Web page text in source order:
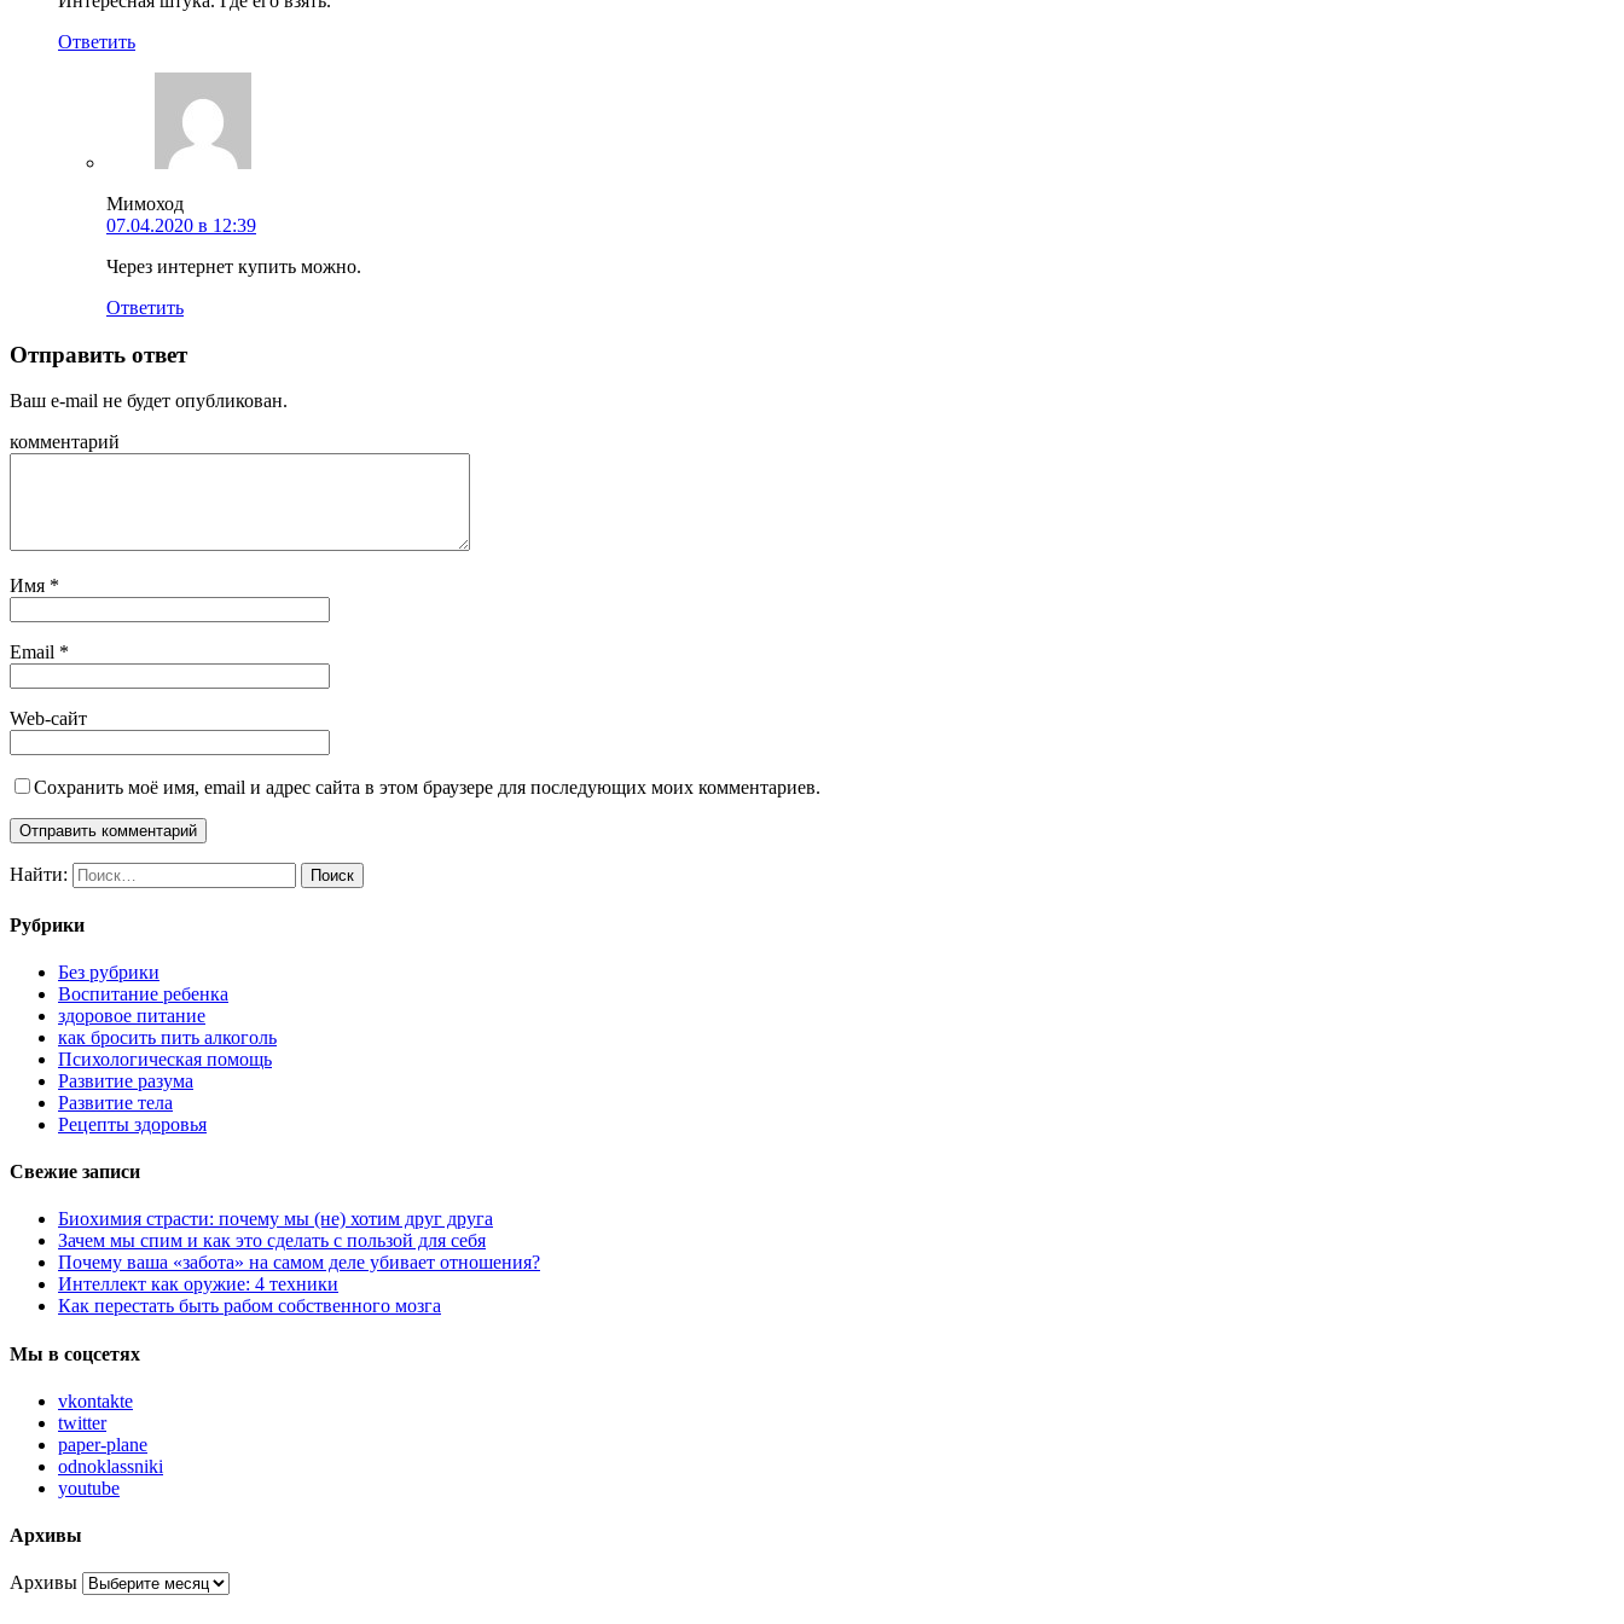
Ответить
Мимоход
07.04.2020 в 12:39
Через интернет купить можно.
Ответить
Отправить ответ
Ваш e-mail не будет опубликован.
комментарий
Имя *
Email *
Web-сайт
Сохранить моё имя, email и адрес сайта в этом браузере для последующих моих комментариев.
Найти:
Рубрики
Без рубрики
Воспитание ребенка
здоровое питание
как бросить пить алкоголь
Психологическая помощь
Развитие разума
Развитие тела
Рецепты здоровья
Свежие записи
Биохимия страсти: почему мы (не) хотим друг друга
Зачем мы спим и как это сделать с пользой для себя
Почему ваша «забота» на самом деле убивает отношения?
Интеллект как оружие: 4 техники
Как перестать быть рабом собственного мозга
Мы в соцсетях
vkontakte
twitter
paper-plane
odnoklassniki
youtube
Архивы
Архивы